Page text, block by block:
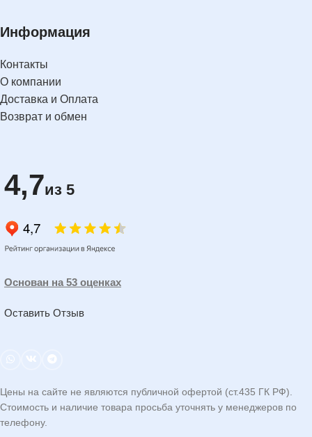
Информация
Контакты
О компании
Доставка и Оплата
Возврат и обмен
4,7из 5
Основан на 53 оценках
Оставить Отзыв
Цены на сайте не являются публичной офертой (ст.435 ГК РФ).
Стоимость и наличие товара просьба уточнять у менеджеров по
телефону.